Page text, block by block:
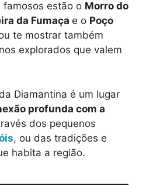
famosos estão o Morro do
da Fumaça e o Poço
te mostrar também
explorados que valem
Diamantina é um lugar
profunda com a
dos pequenos
, ou das tradições e
habita a região.